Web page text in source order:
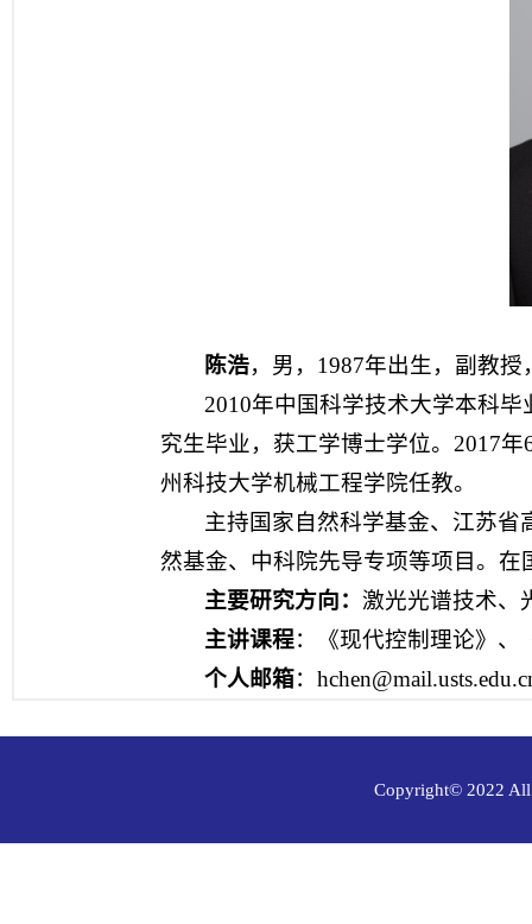
陈浩，男，1987年出生，副教授
2010年中国科学技术大学本科
究生毕业，获工学博士学位。2017
州科技大学机械工程学院任教。
主持国家自然科学基金、江苏
然基金、中科院先导专项等项目。
主要研究方向：激光光谱技术、
主讲课程：《现代控制理论》、
个人邮箱：
Copyright© 2022